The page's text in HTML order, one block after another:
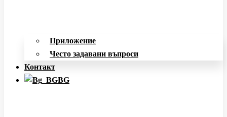
Приложение
Често задавани въпроси
Контакт
BG